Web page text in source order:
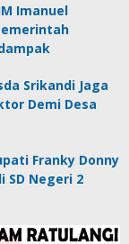
Imanuel
Srikandi Jaga
Demi Desa
Franky Donny
SD Negeri 2